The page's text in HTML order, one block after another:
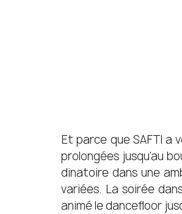
Et parce que SAFTI a
prolongées jusqu'au
dinatoire dans une
variées. La soirée
animé le dancefloor